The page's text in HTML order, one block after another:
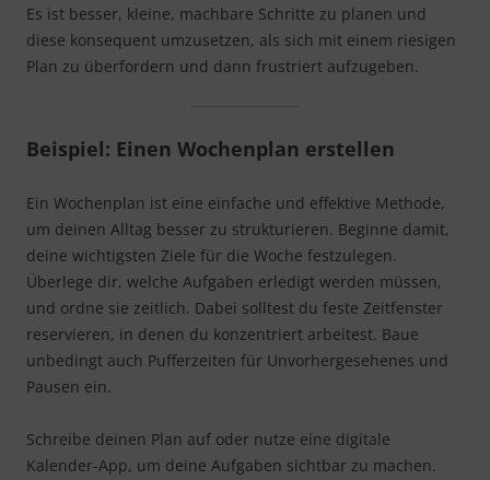
Es ist besser, kleine, machbare Schritte zu planen und
diese konsequent umzusetzen, als sich mit einem riesigen
Plan zu überfordern und dann frustriert aufzugeben.
Beispiel: Einen Wochenplan erstellen
Ein Wochenplan ist eine einfache und effektive Methode,
um deinen Alltag besser zu strukturieren. Beginne damit,
deine wichtigsten Ziele für die Woche festzulegen.
Überlege dir, welche Aufgaben erledigt werden müssen,
und ordne sie zeitlich. Dabei solltest du feste Zeitfenster
reservieren, in denen du konzentriert arbeitest. Baue
unbedingt auch Pufferzeiten für Unvorhergesehenes und
Pausen ein.
Schreibe deinen Plan auf oder nutze eine digitale
Kalender-App, um deine Aufgaben sichtbar zu machen.